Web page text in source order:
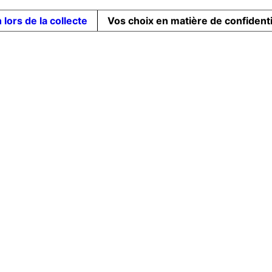
lors de la collecte Vos choix en matière de